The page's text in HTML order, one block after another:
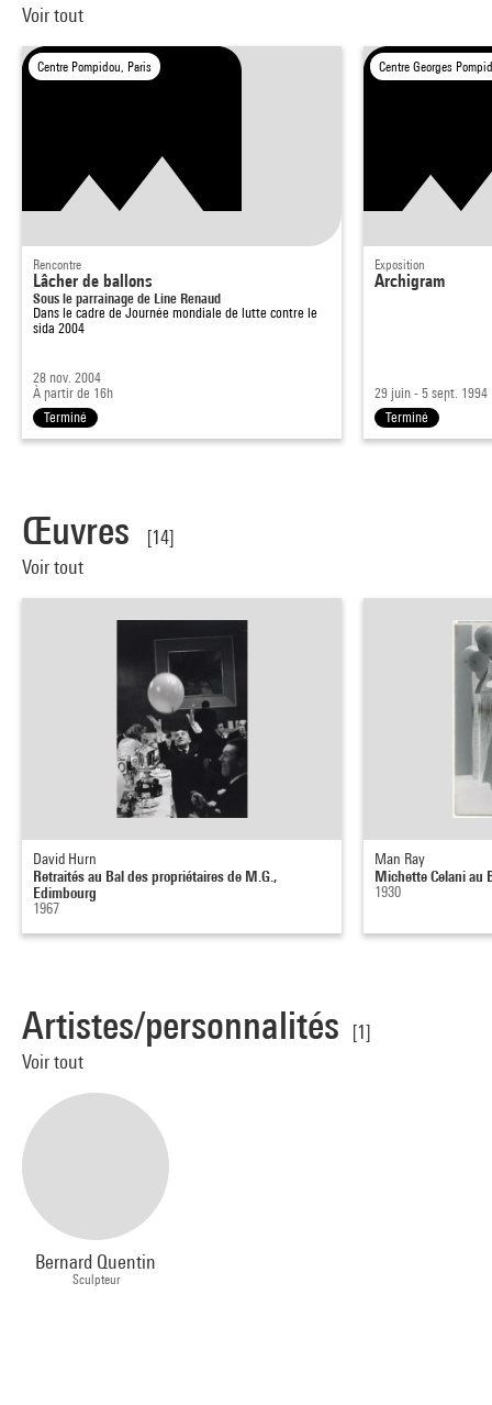
Voir tout
Centre Pompidou, Paris
Rencontre
Lâcher de ballons
Sous le parrainage de Line Renaud
Dans le cadre de Journée mondiale de lutte contre le
sida 2004
28 nov. 2004
À partir de 16h
Terminé
Centre Georges
Exposition
Archigram
29 juin - 5 sept. 1994
Terminé
Œuvres
[14]
Voir tout
David Hurn
Retraités au Bal des propriétaires de M.G.,
Edimbourg
1967
Man Ray
Michette Celani au
1930
Artistes/personnalités
[1]
Voir tout
Bernard Quentin
Sculpteur